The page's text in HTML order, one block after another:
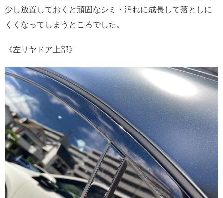
少し放置しておくと頑固なシミ・汚れに成長して落としに
くくなってしまうところでした。
《左リヤドア上部》